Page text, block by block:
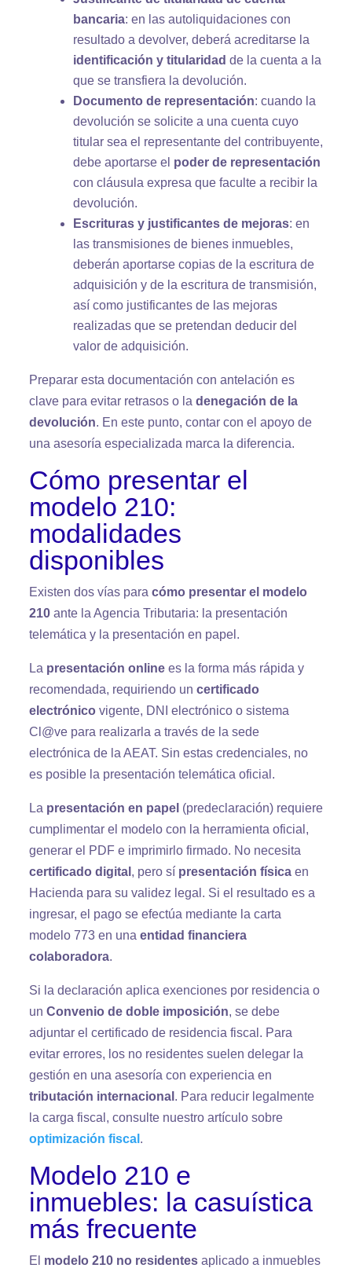
bancaria: en las autoliquidaciones con
resultado a devolver, deberá acreditarse la
identificación y titularidad de la cuenta a la
que se transfiera la devolución.
Documento de representación: cuando la
devolución se solicite a una cuenta cuyo
titular sea el representante del contribuyente,
debe aportarse el poder de representación
con cláusula expresa que faculte a recibir la
devolución.
Escrituras y justificantes de mejoras: en
las transmisiones de bienes inmuebles,
deberán aportarse copias de la escritura de
adquisición y de la escritura de transmisión,
así como justificantes de las mejoras
realizadas que se pretendan deducir del
valor de adquisición.
Preparar esta documentación con antelación es
clave para evitar retrasos o la denegación de la
devolución. En este punto, contar con el apoyo de
una asesoría especializada marca la diferencia.
Cómo presentar el
modelo 210:
modalidades
disponibles
Existen dos vías para cómo presentar el modelo
210ante la Agencia Tributaria: la presentación
telemática y la presentación en papel.
La presentación onlinees la forma más rápida y
recomendada, requiriendo un certificado
electrónicovigente, DNI electrónico o sistema
Cl@ve para realizarla a través de la sede
electrónica de la AEAT. Sin estas credenciales, no
es posible la presentación telemática oficial.
La presentación en papel (predeclaración) requiere
cumplimentar el modelo con la herramienta oficial,
generar el PDF e imprimirlo firmado. No necesita
certificado digital , pero sí presentación físicaen
Hacienda para su validez legal. Si el resultado es a
ingresar, el pago se efectúa mediante la carta
modelo 773 en una entidad financiera
colaboradora.
Si la declaración aplica exenciones por residencia o
un Convenio de doble imposición, se debe
adjuntar el certificado de residencia fiscal. Para
evitar errores, los no residentes suelen delegar la
gestión en una asesoría con experiencia en
tributación internacional . Para reducir legalmente
la carga fiscal, consulte nuestro artículo sobre
optimización fiscal .
Modelo 210 e
inmuebles: la casuística
más frecuente
El modelo 210 no residentesaplicado a inmuebles